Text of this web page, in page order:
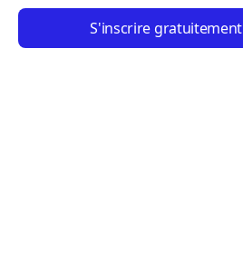
S'inscrire gratuitement